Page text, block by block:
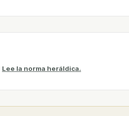
Lee la norma heráldica.